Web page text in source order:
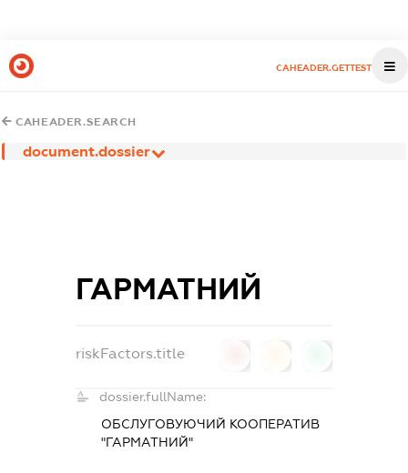
CAHEADER.GETTEST
CAHEADER.SEARCH
document.dossier
ГАРМАТНИЙ
riskFactors.title
dossier.fullName:
ОБСЛУГОВУЮЧИЙ КООПЕРАТИВ
"ГАРМАТНИЙ"